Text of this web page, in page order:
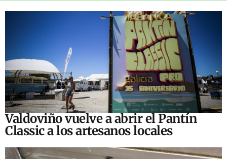
Valdoviño vuelve a abrir el Pantín
Classic a los artesanos locales